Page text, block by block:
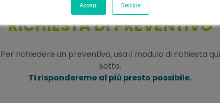
Accept Decline
RICHIESTA DI PREVENTIVO
Per richiedere un preventivo, usa il modulo di richiesta qui
sotto.
Ti risponderemo al più presto possibile.